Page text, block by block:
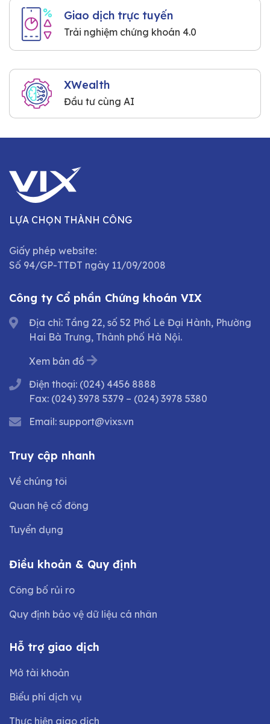
Giao dịch trực tuyến
Trải nghiệm chứng khoán 4.0
XWealth
Đầu tư cùng AI
LỰA CHỌN THÀNH CÔNG
Giấy phép website:
Số 94/GP-TTĐT ngày 11/09/2008
Công ty Cổ phần Chứng khoán VIX
Địa chỉ: Tầng 22, số 52 Phố Lê Đại Hành, Phường
Hai Bà Trưng, Thành phố Hà Nội.
Xem bản đồ
Điện thoại: (024) 4456 8888
Fax: (024) 3978 5379 – (024) 3978 5380
Email: support@vixs.vn
Truy cập nhanh
Về chúng tôi
Quan hệ cổ đông
Tuyển dụng
Điều khoản & Quy định
Công bố rủi ro
Quy định bảo vệ dữ liệu cá nhân
Hỗ trợ giao dịch
Mở tài khoản
Biểu phí dịch vụ
Thực hiện giao dịch